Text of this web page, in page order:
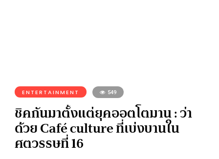
ENTERTAINMENT 549
ชิคกันมาตั้งแต่ยุคออตโตมาน : ว่า
ด้วย Café culture ที่เบ่งบานใน
ศตวรรษที่ 16